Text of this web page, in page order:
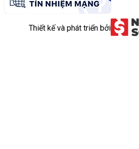
Thiết kế và phát triển bởi